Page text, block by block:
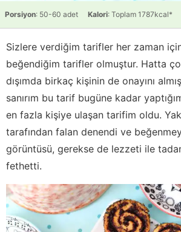
Porsiyon: 50-60 adet Kalori: Toplam 1787kcal*
Sizlere verdiğim tarifler her zaman
beğendiğim tarifler olmuştur. Hatta
dışımda birkaç kişinin de onayını
sanırım bu tarif bugüne kadar
en fazla kişiye ulaşan tarifim oldu.
tarafından falan denendi ve
görüntüsü, gerekse de lezzeti ile
fethetti.